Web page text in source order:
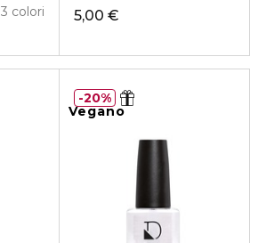
3 colori 5,00 €
Vegano
20%